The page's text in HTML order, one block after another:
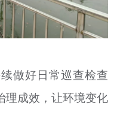
做好日常巡查检查
理成效，让环境变化